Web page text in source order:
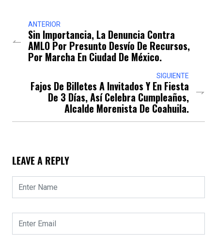
ANTERIOR
Sin Importancia, La Denuncia Contra
AMLO Por Presunto Desvío De Recursos,
Por Marcha En Ciudad De México.
SIGUIENTE
Fajos De Billetes A Invitados Y En Fiesta
De 3 Días, Así Celebra Cumpleaños,
Alcalde Morenista De Coahuila.
LEAVE A REPLY